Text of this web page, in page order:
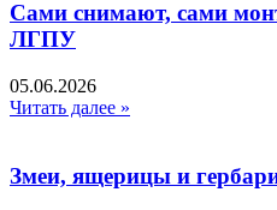
Сами снимают, сами
ЛГПУ​
05.06.2026
Читать далее »
Змеи, ящерицы и